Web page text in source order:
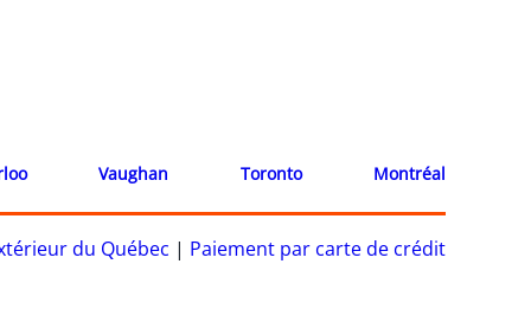
Vaughan Toronto Montréal
du Québec | Paiement par carte de crédit